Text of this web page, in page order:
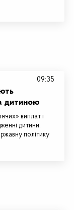
дитиною
виплат і
дитини.
політику
09:35